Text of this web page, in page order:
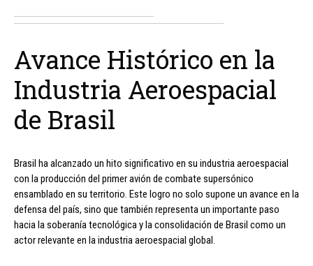
Avance Histórico en la
Industria Aeroespacial
de Brasil
Brasil ha alcanzado un hito significativo en su industria aeroespacial
con la producción del primer avión de combate supersónico
ensamblado en su territorio. Este logro no solo supone un avance en la
defensa del país, sino que también representa un importante paso
hacia la soberanía tecnológica y la consolidación de Brasil como un
actor relevante en la industria aeroespacial global.